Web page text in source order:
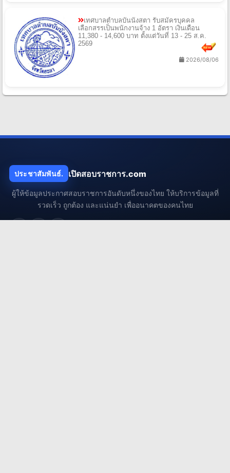
เทศบาลตําบลบันนังสตา รับสมัครบุคคล
เลือกสรรเป็นพนักงานจ้าง 1 อัตรา เงินเดือน
11,380 - 14,600 บาท ตั้งแต่วันที่ 13 - 25 ส.ค.
2569
2026/08/06
ประชาสัมพันธ์. เปิดสอบราชการ.com
ผู้ให้ข้อมูลประกาศสอบราชการอันดับหนึ่งของไทย ให้บริการข้อมูลที่
รวดเร็ว ถูกต้อง และแน่นยำ เพื่ออนาคตของคนไทย